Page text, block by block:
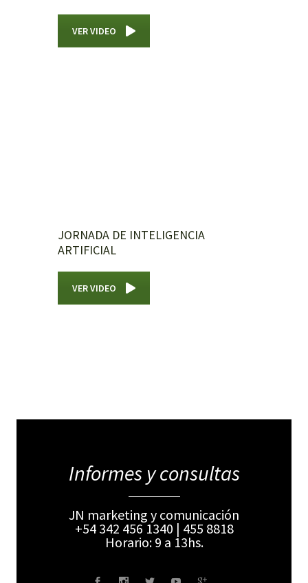
VER VIDEO
JORNADA DE INTELIGENCIA
ARTIFICIAL
VER VIDEO
Informes y consultas
JN marketing y comunicación
+54 342 456 1340 | 455 8818
Horario: 9 a 13hs.